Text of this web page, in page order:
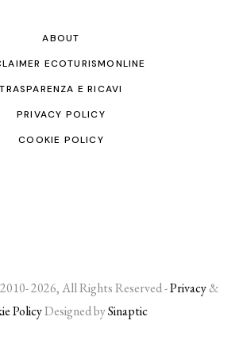
ABOUT
ECOTURISMONLINE
TRASPARENZA E RICAVI
PRIVACY POLICY
COOKIE POLICY
2026, All Rights Reserved -Privacy&
PolicyDesigned bySinaptic